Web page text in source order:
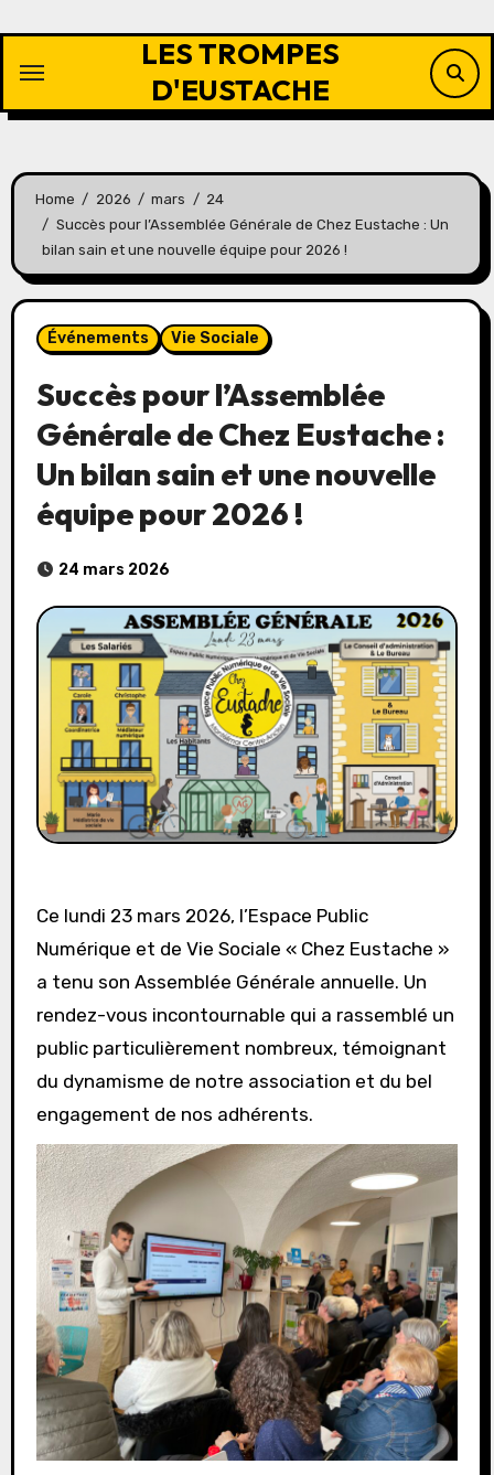
content
LES TROMPES
D'EUSTACHE
Home 2026 mars
24
Succès pour l’Assemblée Générale de Chez Eustache : Un
bilan sain et une nouvelle équipe pour 2026 !
Événements Vie Sociale
Succès pour l’Assemblée
Générale de Chez Eustache :
Un bilan sain et une nouvelle
équipe pour 2026 !
24 mars 2026
Ce lundi 23 mars 2026, l’Espace Public
Numérique et de Vie Sociale « Chez Eustache »
a tenu son Assemblée Générale annuelle. Un
rendez-vous incontournable qui a rassemblé un
public particulièrement nombreux, témoignant
du dynamisme de notre association et du bel
engagement de nos adhérents.